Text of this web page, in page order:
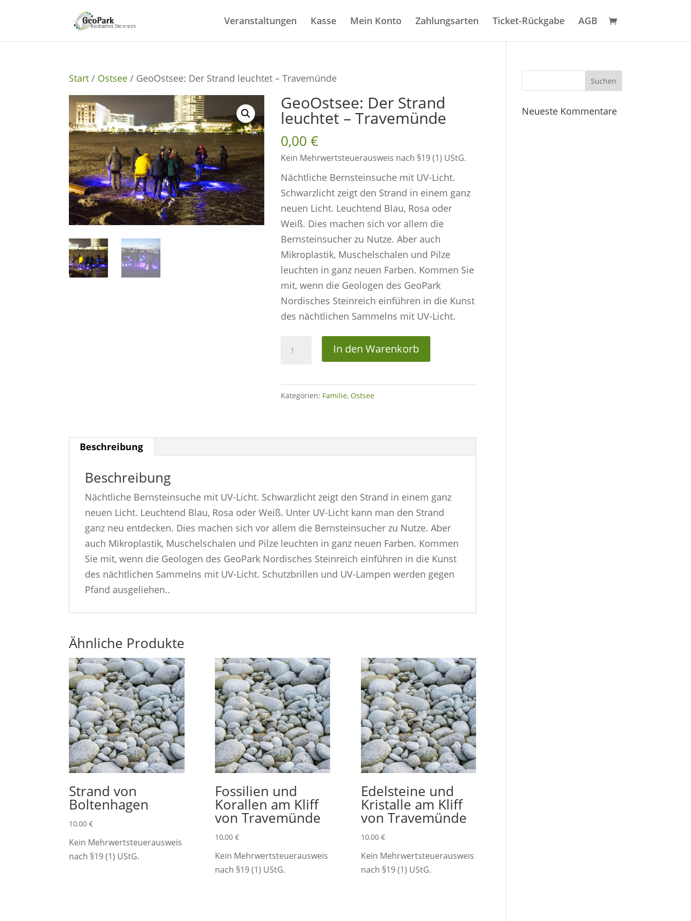
Veranstaltungen Kasse Mein Konto Zahlungsarten Ticket-Rückgabe AGB
Start / Ostsee / GeoOstsee: Der Strand leuchtet – Travemünde
GeoOstsee: Der Strand
leuchtet – Travemünde
0,00€
Kein Mehrwertsteuerausweis nach §19 (1) UStG.
Nächtliche Bernsteinsuche mit UV-Licht.
Schwarzlicht zeigt den Strand in einem ganz
neuen Licht. Leuchtend Blau, Rosa oder
Weiß. Dies machen sich vor allem die
Bernsteinsucher zu Nutze. Aber auch
Mikroplastik, Muschelschalen und Pilze
leuchten in ganz neuen Farben. Kommen Sie
mit, wenn die Geologen des GeoPark
Nordisches Steinreich einführen in die Kunst
des nächtlichen Sammelns mit UV-Licht.
leuchtet
Menge
In den Warenkorb
Kategorien: Familie,Ostsee
Beschreibung
Beschreibung
Nächtliche Bernsteinsuche mit UV-Licht. Schwarzlicht zeigt den Strand in einem ganz
neuen Licht. Leuchtend Blau, Rosa oder Weiß. Unter UV-Licht kann man den Strand
ganz neu entdecken. Dies machen sich vor allem die Bernsteinsucher zu Nutze. Aber
auch Mikroplastik, Muschelschalen und Pilze leuchten in ganz neuen Farben. Kommen
Sie mit, wenn die Geologen des GeoPark Nordisches Steinreich einführen in die Kunst
des nächtlichen Sammelns mit UV-Licht. Schutzbrillen und UV-Lampen werden gegen
Pfand ausgeliehen..
Ähnliche Produkte
Strand von
Boltenhagen
10,00€
Kein Mehrwertsteuerausweis
nach §19 (1) UStG.
Fossilien und
Korallen am Kliff
von Travemünde
10,00 €
Kein Mehrwertsteuerausweis
nach §19 (1) UStG.
Edelsteine und
Kristalle am Kliff
von Travemünde
10,00 €
Kein Mehrwertsteuerausweis
nach §19 (1) UStG.
Neueste Kommentare